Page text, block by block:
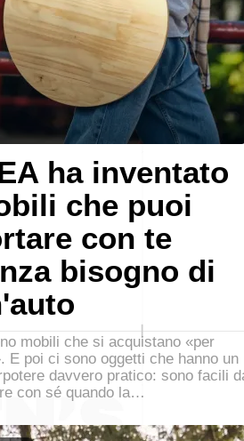
ha inventato
che puoi
con te
bisogno di
mobili che si acquistano «per
E poi ci sono oggetti che hanno un
davvero pratico: sono facili
con sé quando la…